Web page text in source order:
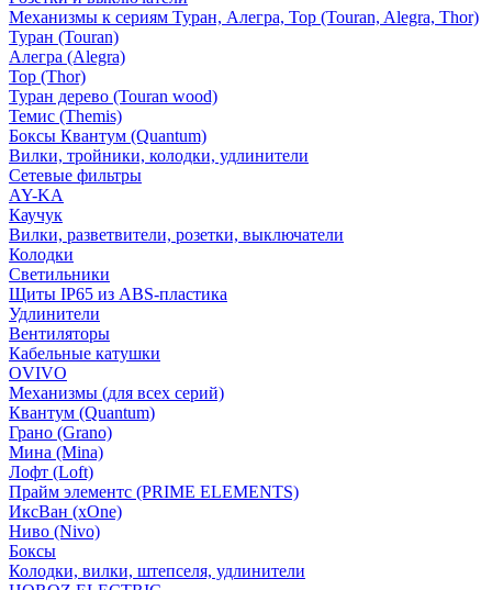
Механизмы к сериям Туран, Алегра, Тор (Touran, Alegra, Thor)
Туран (Touran)
Алегра (Alegra)
Тор (Thor)
Туран дерево (Touran wood)
Темис (Themis)
Боксы Квантум (Quantum)
Вилки, тройники, колодки, удлинители
Сетевые фильтры
AY-KA
Каучук
Вилки, разветвители, розетки, выключатели
Колодки
Светильники
Щиты IP65 из ABS-пластика
Удлинители
Вентиляторы
Кабельные катушки
OVIVO
Механизмы (для всех серий)
Квантум (Quantum)
Грано (Grano)
Мина (Mina)
Лофт (Loft)
Прайм элементс (PRIME ELEMENTS)
ИксВан (xOne)
Ниво (Nivo)
Боксы
Колодки, вилки, штепселя, удлинители